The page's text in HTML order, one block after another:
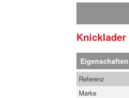
Knicklader
Eigenschaften
Referenz
Marke